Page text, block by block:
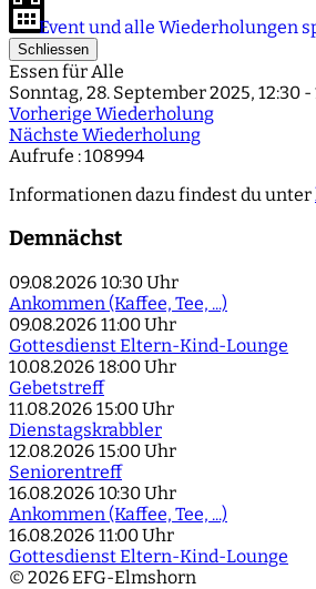
Event und alle Wiederholungen
Schliessen
Essen für Alle
Sonntag, 28. September 2025, 12:30 -
Vorherige Wiederholung
Nächste Wiederholung
Aufrufe : 108994
Informationen dazu findest du unter
Demnächst
09.08.2026 10:30 Uhr
Ankommen (Kaffee, Tee, ...)
09.08.2026 11:00 Uhr
Gottesdienst Eltern-Kind-Lounge
10.08.2026 18:00 Uhr
Gebetstreff
11.08.2026 15:00 Uhr
Dienstagskrabbler
12.08.2026 15:00 Uhr
Seniorentreff
16.08.2026 10:30 Uhr
Ankommen (Kaffee, Tee, ...)
16.08.2026 11:00 Uhr
Gottesdienst Eltern-Kind-Lounge
© 2026 EFG-Elmshorn